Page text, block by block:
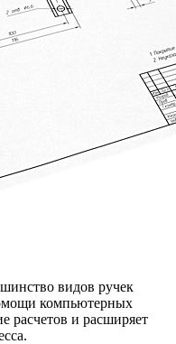
видов ручек
компьютерных
расчетов и расширяет